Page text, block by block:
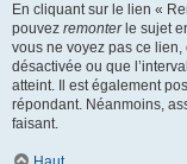
En cliquant sur le lien «
pouvez remonterle sujet
vous ne voyez pas ce
désactivée ou que
atteint. Il est également
répondant. Néanmoins,
faisant.